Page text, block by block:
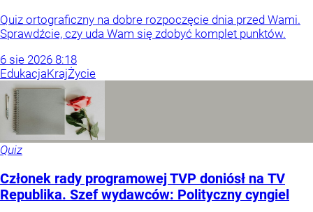
Quiz ortograficzny na dobre rozpoczęcie dnia przed Wami.
Sprawdźcie, czy uda Wam się zdobyć komplet punktów.
6 sie 2026 8:18
EdukacjaKrajŻycie
Quiz
Członek rady programowej TVP doniósł na TV
Republika. Szef wydawców: Polityczny cyngiel